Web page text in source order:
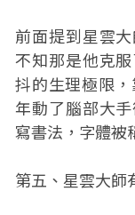
前面提到星雲
不知那是他克
抖的生理極限
年動了腦部大
寫書法，字體被
第五、星雲大師